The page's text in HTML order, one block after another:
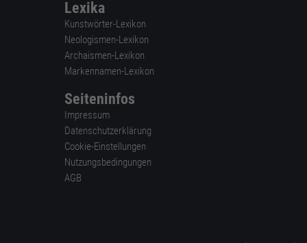
Lexika
Kunstwörter-Lexikon
Neologismen-Lexikon
Archaismen-Lexikon
Markennamen-Lexikon
Seiteninfos
Impressum
Datenschutzerklärung
Cookie-Einstellungen
Nutzungsbedingungen
AGB